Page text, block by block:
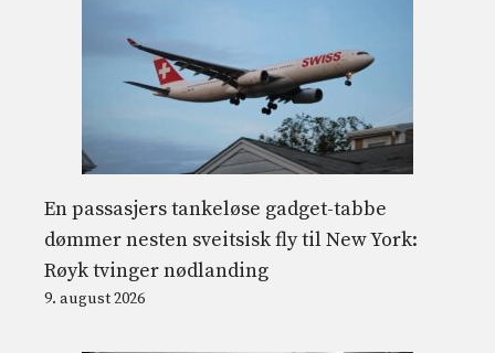
En passasjers tankeløse gadget-tabbe
dømmer nesten sveitsisk fly til New York:
Røyk tvinger nødlanding
9. august 2026